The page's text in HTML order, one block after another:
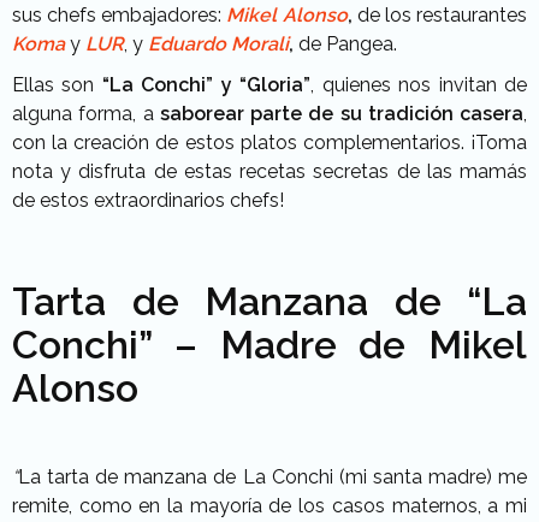
sus chefs embajadores: Mikel Alonso, de los restaurantes
Koma y LUR, y Eduardo Morali, de Pangea.
Ellas son “La Conchi” y “Gloria”, quienes nos invitan de
alguna forma, a saborear parte de su tradición casera,
con la creación de estos platos complementarios. ¡Toma
nota y disfruta de estas recetas secretas de las mamás
de estos extraordinarios chefs!
Tarta de Manzana de “La
Conchi” – Madre de Mikel
Alonso
“La tarta de manzana de La Conchi (mi santa madre) me
remite, como en la mayoría de los casos maternos, a mi